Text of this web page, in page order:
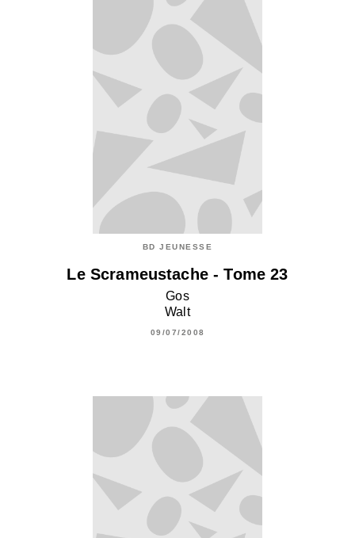
BD JEUNESSE
Le Scrameustache - Tome 23
Gos
Walt
09/07/2008